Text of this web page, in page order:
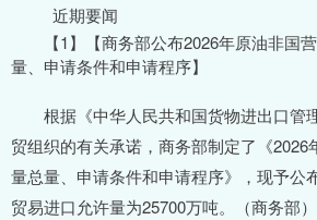
近期要闻
【1】【商务部公布2026年原油非国营
量、申请条件和申请程序】
根据《中华人民共和国货物进出口管
贸组织的有关承诺，商务部制定了《2026
量总量、申请条件和申请程序》，现予公
贸易进口允许量为25700万吨。（商务部）